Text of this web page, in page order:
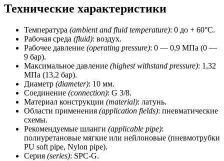
Технические характеристики
Температура (ambient and fluid temperature): 0 до + 60°C.
Рабочая среда (fluid): воздух.
Рабочее давление (operating pressure): 0 — 0,9 МПа (0 —
9 бар).
Максимальное давление (highest withstand pressure): 1,32
МПа (13,2 бар).
Диаметр (diameter): 10 мм.
Соединение (connection): G 3/8.
Материал конструкции (material): латунь.
Области применения (application fields): пневматические
схемы.
Рекомендуемые шланги (applicable pipe):
полиуретановые мягкие или нейлоновые (пневмотрубки
PU soft pipe, Nylon pipe).
Серия (series): SPC-G.